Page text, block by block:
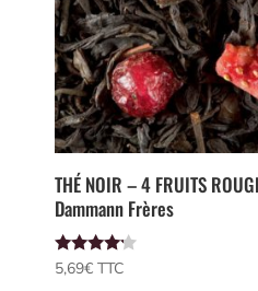
THÉ NOIR – 4 FRUITS
Dammann Frères
Note
4.00
5,69€ TTC